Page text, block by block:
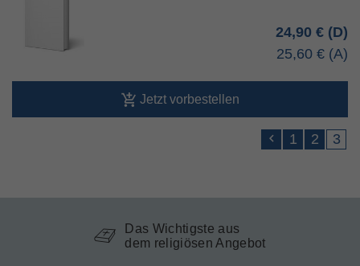
24,90 €
25,60 €
Jetzt vorbestellen
1 2 3
Das Wichtigste aus
dem religiösen Angebot